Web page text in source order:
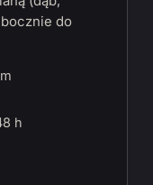
do
h